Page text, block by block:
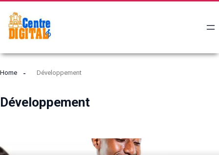
Home Développement
Développement